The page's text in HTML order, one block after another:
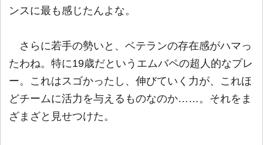
ンスに最も感じたんよな。
さらに若手の勢いと、ベテランの存在感がハマっ
たわね。特に19歳だというエムバペの超人的なプレ
ー。これはスゴかったし、伸びていく力が、これほ
どチームに活力を与えるものなのか……。それをま
ざまざと見せつけた。